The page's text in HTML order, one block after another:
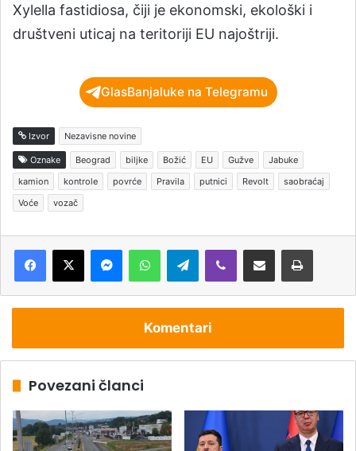
Xylella fastidiosa, čiji je ekonomski, ekološki i
društveni uticaj na teritoriji EU najoštriji.
GlasBanjaluke na Telegramu
Izvor Nezavisne novine
Oznake Beograd biljke Božić EU Gužve
Jabuke
kamion
kontrole povrće Pravila putnici Revolt
saobraćaj
Voće
vozač
Telegram
Komentari
Povezani članci